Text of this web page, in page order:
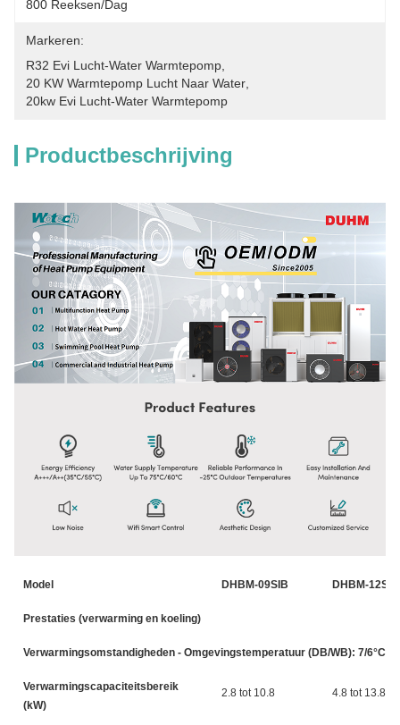
800 Reeksen/dag
Markeren:
R32 Evi Lucht-Water Warmtepomp
20 KW Warmtepomp Lucht Naar Water
20kw Evi Lucht-Water Warmtepomp
Productbeschrijving
Model DHBM-09SIB DHBM-12SIB
Prestaties (verwarming en koeling)
Verwarmingsomstandigheden - Omgevingstemperatuur (DB/WB): 7/6°C,
Verwarmingscapaciteitsbereik
(kW)
2.8 tot 10.8 4.8 tot 13.8